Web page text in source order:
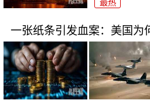
最热
一张纸条引发血案：美国为